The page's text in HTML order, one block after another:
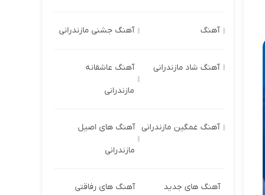
آهنگ آهنگ جشنی مازندرانی
آهنگ شاد مازندرانی آهنگ عاشقانه
مازندرانی
آهنگ غمگین مازندرانی آهنگ های اصیل
مازندرانی
آهنگ های جدید آهنگ های رفاقتی